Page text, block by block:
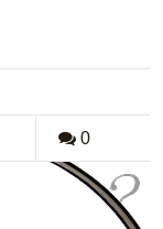
0